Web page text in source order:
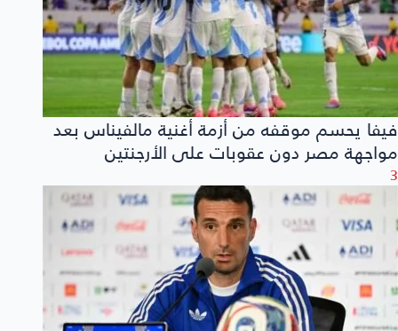
فيفا يحسم موقفه من أزمة أغنية مالفيناس بعد
مواجهة مصر دون عقوبات على الأرجنتين
3